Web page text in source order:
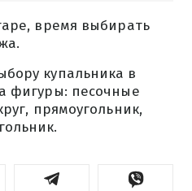
время выбирать
купальника в
фигуры: песочные
прямоугольник,